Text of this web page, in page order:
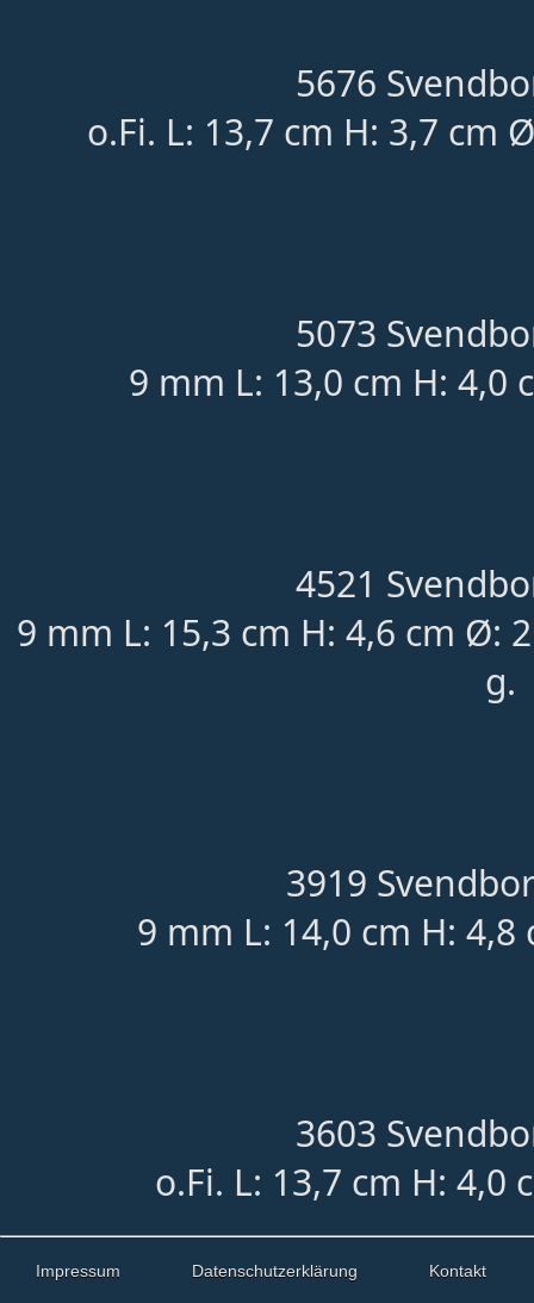
5676
o.Fi. L: 13,7 cm H: 3,7 cm
5073
9 mm L: 13,0 cm H: 4,0
4521
9 mm L: 15,3 cm H: 4,6 cm Ø:
g.
3919
9 mm L: 14,0 cm H:
3603
o.Fi. L: 13,7 cm H: 4,0
Impressum Datenschutzerklärung Kontakt